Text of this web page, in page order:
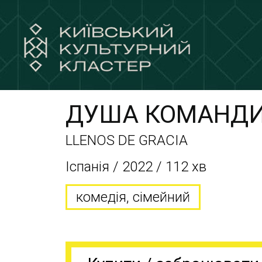
ДУША
LLENOS DE GRACIA
Іспанія / 2022 / 112 хв
комедія, сімейний